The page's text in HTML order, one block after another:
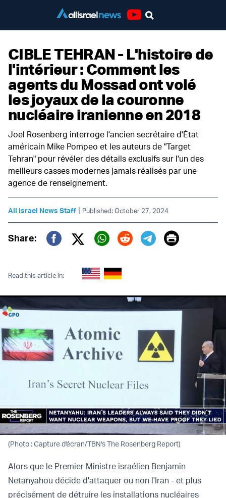
CIBLE TEHRAN - L'histoire de
l'intérieur : Comment les
agents du Mossad ont volé
les joyaux de la couronne
nucléaire iranienne en 2018
Joel Rosenberg interroge l'ancien secrétaire d'État
américain Mike Pompeo et les auteurs de "Target
Tehran" pour révéler des détails exclusifs sur l'un des
meilleurs casses modernes jamais réalisés par une
agence de renseignement.
All Israel News Staff | Published: October 27, 2024
Share:
Twitter (X)
Print
Read this article in:
(Photo : Capture d'écran/TBN's The Rosenberg Report)
Alors que le Premier Ministre israélien Benjamin
Netanyahou décide d'attaquer ou non l'Iran - et plus
précisément de détruire les installations nucléaires